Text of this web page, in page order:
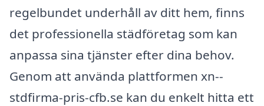
regelbundet underhåll av ditt hem, finns
det professionella städföretag som kan
anpassa sina tjänster efter dina behov.
Genom att använda plattformen xn--
stdfirma-pris-cfb.se kan du enkelt hitta ett